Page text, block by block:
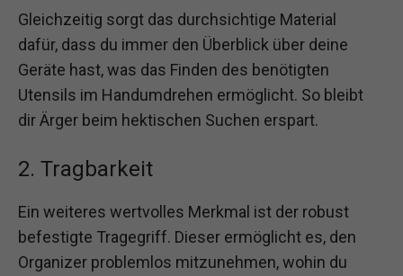
Gleichzeitig sorgt das durchsichtige Material
dafür, dass du immer den Überblick über deine
Geräte hast, was das Finden des benötigten
Utensils im Handumdrehen ermöglicht. So bleibt
dir Ärger beim hektischen Suchen erspart.
2. Tragbarkeit
Ein weiteres wertvolles Merkmal ist der robust
befestigte Tragegriff. Dieser ermöglicht es, den
Organizer problemlos mitzunehmen, wohin du